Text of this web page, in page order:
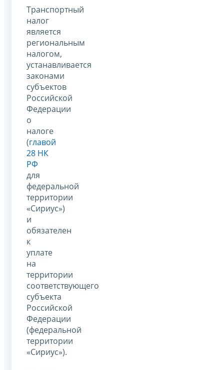
Транспортный
налог
является
региональным
налогом,
устанавливается
законами
субъектов
Российской
Федерации
о
налоге
(главой
28 НК
РФ
для
федеральной
территории
«Сириус»)
и
обязателен
к
уплате
на
территории
соответствующего
субъекта
Российской
Федерации
(федеральной
территории
«Сириус»).